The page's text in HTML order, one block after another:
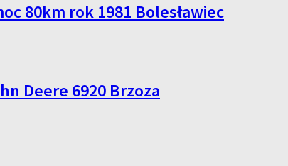
80km rok 1981 Bolesławiec
Deere 6920 Brzoza